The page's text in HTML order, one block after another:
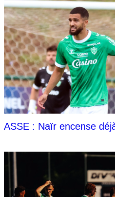
ASSE : Naïr encense